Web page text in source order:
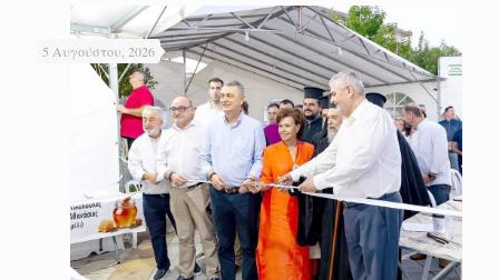
5 Αυγούστου, 2026